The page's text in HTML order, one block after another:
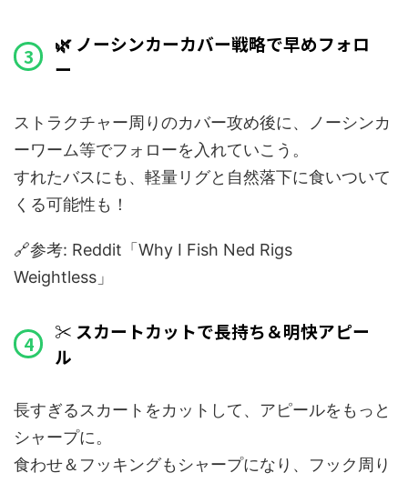
🌿 ノーシンカーカバー戦略で早めフォロ
ー
ストラクチャー周りのカバー攻め後に、ノーシンカ
ーワーム等でフォローを入れていこう。
すれたバスにも、軽量リグと自然落下に食いついて
くる可能性も！
🔗参考: Reddit「Why I Fish Ned Rigs
Weightless」
✂️ スカートカットで長持ち＆明快アピー
ル
長すぎるスカートをカットして、アピールをもっと
シャープに。
食わせ＆フッキングもシャープになり、フック周り